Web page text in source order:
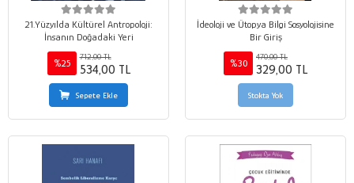
21.Yüzyılda Kültürel Antropoloji:
İnsanın Doğadaki Yeri
%25
712,00 TL
534,00 TL
Sepete Ekle
İdeoloji ve Ütopya Bilgi Sosyolojisine
Bir Giriş
%30
470,00 TL
329,00 TL
Stokta Yok